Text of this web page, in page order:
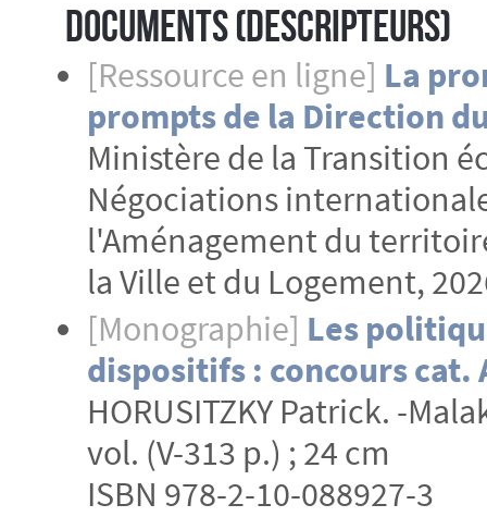
Documents (Descripteurs)
[Ressource en ligne] La
prompts de la Direction
Ministère de la Transition
Négociations
l'Aménagement du
la Ville et du Logement,
[Monographie] Les
dispositifs : concours cat.
HORUSITZKY Patrick. -
vol. (V-313 p.) ; 24 cm
ISBN 978-2-10-088927-3